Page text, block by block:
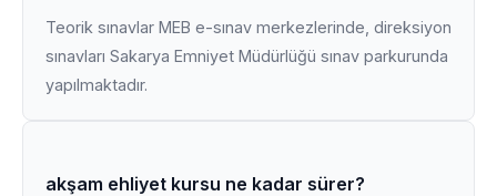
Teorik sınavlar MEB e-sınav merkezlerinde, direksiyon
sınavları Sakarya Emniyet Müdürlüğü sınav parkurunda
yapılmaktadır.
akşam ehliyet kursu ne kadar sürer?